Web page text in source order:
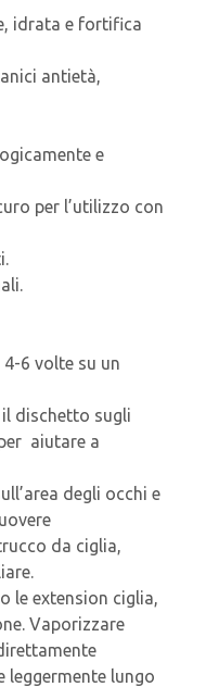
idrata e fortifica
antietà,
e
per l’utilizzo con
6 volte su un
il dischetto sugli
aiutare a
degli occhi e
da ciglia,
le extension ciglia,
Vaporizzare
leggermente lungo